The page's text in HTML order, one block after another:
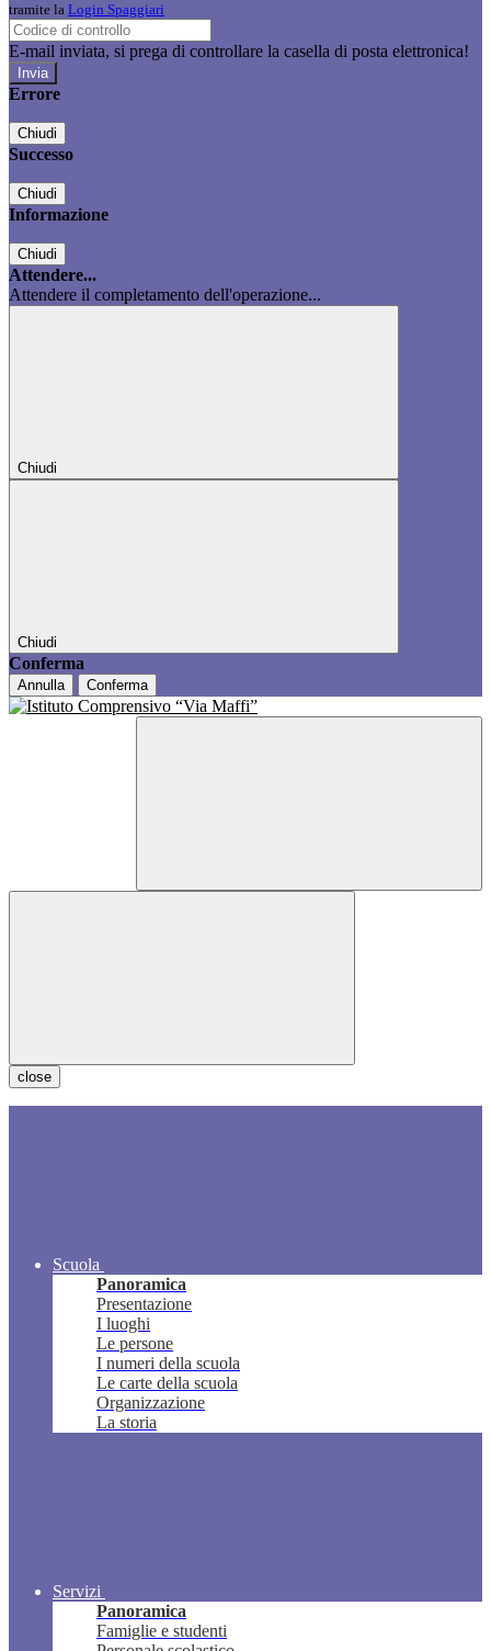
tramite la Login Spaggiari
E-mail inviata, si prega di controllare la casella di posta elettronica!
Errore
Chiudi
Successo
Chiudi
Informazione
Chiudi
Attendere...
Attendere il completamento dell'operazione...
Chiudi
Chiudi
Conferma
Annulla Conferma
close
Scuola
Panoramica
Presentazione
I luoghi
Le persone
I numeri della scuola
Le carte della scuola
Organizzazione
La storia
Servizi
Panoramica
Famiglie e studenti